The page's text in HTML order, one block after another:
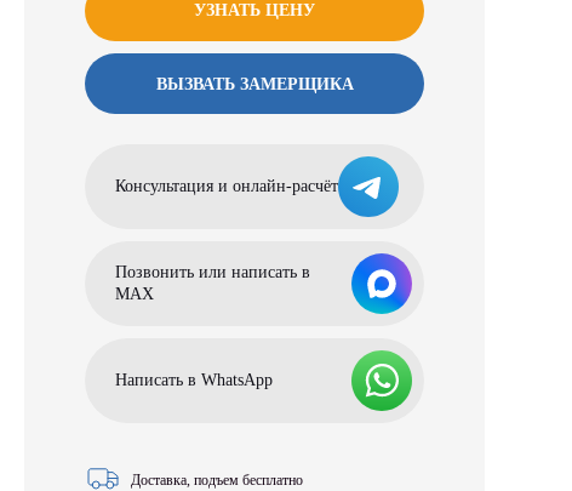
УЗНАТЬ ЦЕНУ
ВЫЗВАТЬ ЗАМЕРЩИКА
Консультация и онлайн-расчёт
Позвонить или написать в
МАХ
Написать в WhatsApp
Доставка, подъем бесплатно